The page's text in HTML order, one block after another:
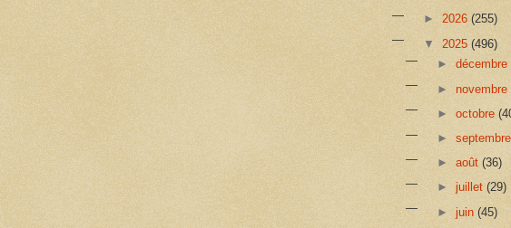
► 2026 (255)
▼ 2025 (496)
►décembre
► novembre
►octobre
►
►août(36)
►juillet(29)
►juin(45)